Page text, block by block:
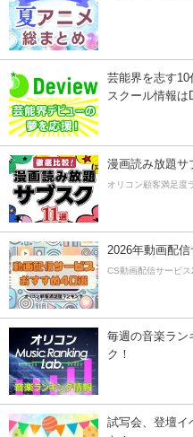
芸能界を志す10
スクール情報は
漫画読み放題サ
オリコン顧客満足度
2026年動画配信
CS動画配信サービス
毎週の音楽ラン
ク！
試写会、登壇イ